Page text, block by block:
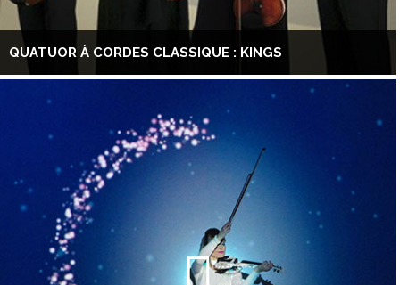
QUATUOR À CORDES CLASSIQUE : KINGS